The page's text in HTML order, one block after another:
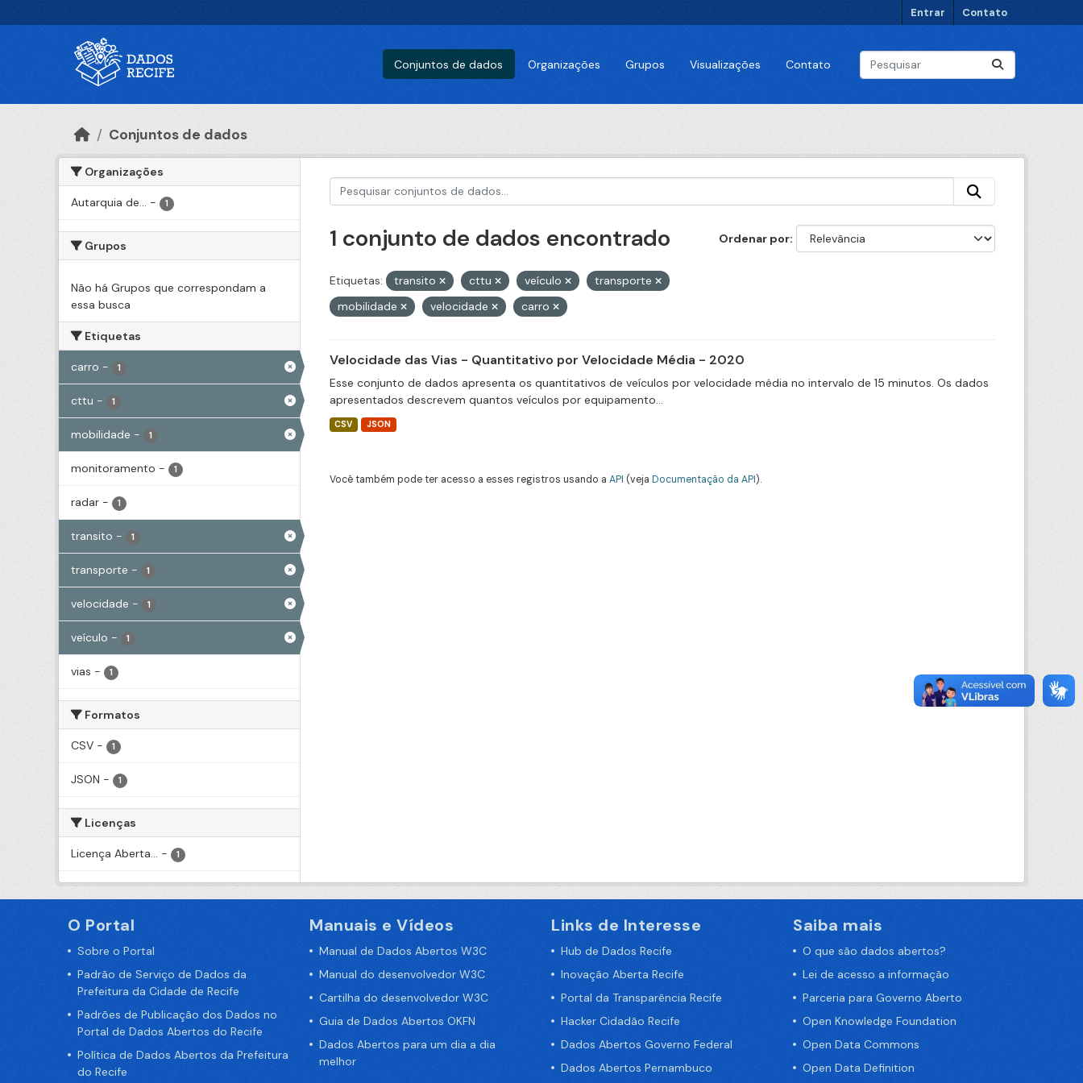
Entrar Contato
Conjuntos de dados Organizações Grupos Visualizações Contato
Conjuntos de dados
Organizações
Autarquia de... - 1
Grupos
Não há Grupos que correspondam a
essa busca
Etiquetas
carro - 1
cttu - 1
mobilidade - 1
monitoramento - 1
radar - 1
transito - 1
transporte - 1
velocidade - 1
veículo - 1
vias - 1
Formatos
CSV - 1
JSON - 1
Licenças
Licença Aberta... - 1
Ordenar por
1 conjunto de dados encontrado
Etiquetas: transito cttu veículo
transporte
mobilidade
velocidade carro
Velocidade das Vias - Quantitativo por Velocidade Média - 2020
Esse conjunto de dados apresenta os quantitativos de veículos por velocidade média no intervalo de 15 minutos. Os dados
apresentados descrevem quantos veículos por equipamento...
CSV JSON
Você também pode ter acesso a esses registros usando a API (veja Documentação da API).
O Portal
Sobre o Portal
Padrão de Serviço de Dados da
Prefeitura da Cidade de Recife
Padrões de Publicação dos Dados no
Portal de Dados Abertos do Recife
Política de Dados Abertos da Prefeitura
do Recife
Manuais e Vídeos
Manual de Dados Abertos W3C
Manual do desenvolvedor W3C
Cartilha do desenvolvedor W3C
Guia de Dados Abertos OKFN
Dados Abertos para um dia a dia
melhor
Links de Interesse
Hub de Dados Recife
Inovação Aberta Recife
Portal da Transparência Recife
Hacker Cidadão Recife
Dados Abertos Governo Federal
Dados Abertos Pernambuco
Saiba mais
O que são dados abertos?
Lei de acesso a informação
Parceria para Governo Aberto
Open Knowledge Foundation
Open Data Commons
Open Data Definition